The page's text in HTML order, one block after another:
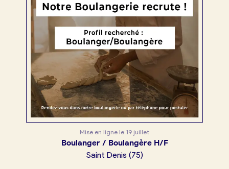
Mise en ligne le 19 juillet
Boulanger / Boulangère H/F
Saint Denis (75)